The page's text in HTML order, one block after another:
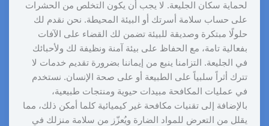
لحماية سكان الجليعة. لا يجب أن يكون التخلص من الحشرات
على حساب سلامة أسرتك أو البيئة المحيطة. نحن نقدم لك
حلولًا مبتكرة وصديقة للبيئة تضمن لك القضاء على الآفات
بفعالية تامة، مع الحفاظ على بيئة آمنة ونظيفة لك ولأحبائك
في الجليعة. التزامنا ينبع من إيماننا بضرورة تقديم خدمات لا
تترك أثراً سلبياً على الطبيعة أو على صحة الإنسان. نستخدم
في عمليات المكافحة مبيدات حيوية ومنتجات طبيعية،
بالإضافة إلى تقنيات مكافحة غير كيميائية كلما أمكن ذلك، مما
يقلل من التعرض للمواد الضارة ويُعزّز من سلامة منزلك في